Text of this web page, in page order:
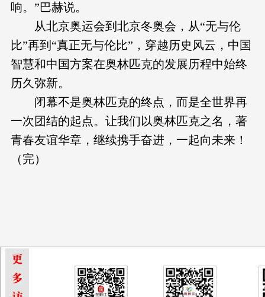
响。”巴赫说。
从北京奥运会到北京冬奥会，从“无与伦
比”再到“真正无与伦比”，穿越历史风云，中国
智慧和中国方案在奥林匹克的发展历程中始终
历久弥新。
闭幕不是奥林匹克的终点，而是全世界再
一次团结的起点。让我们以奥林匹克之名，著
青春友谊华章，继续携手奋进，一起向未来！
（完）